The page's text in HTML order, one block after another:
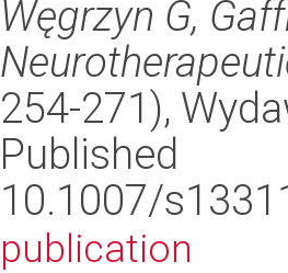
Węgrzyn G,
254-271),
Published
10.1007/
publication